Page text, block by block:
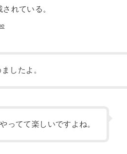
したよ。
ってて楽しいですよね。